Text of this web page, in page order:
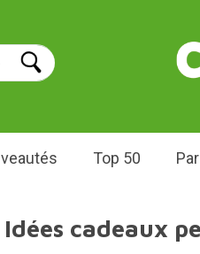
Top 50
Idées cadeaux